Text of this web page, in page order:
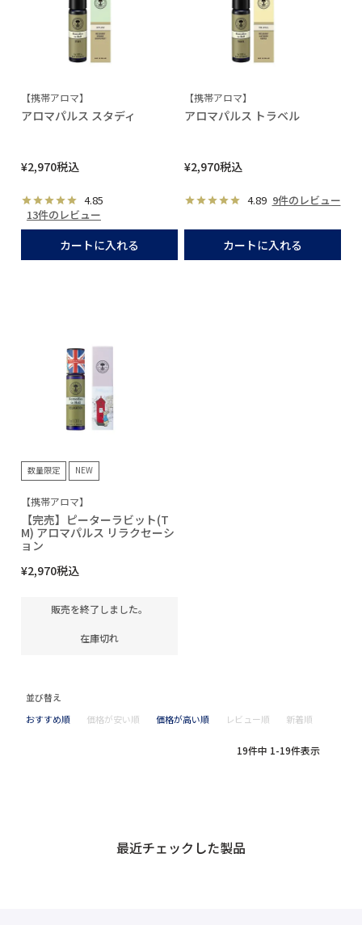
【携帯アロマ】
アロマパルス スタディ
¥2,970税込
4.85
13件のレビュー
カートに入れる
【携帯アロマ】
アロマパルス トラベル
¥2,970税込
4.89 9件のレビュー
カートに入れる
数量限定 NEW
【携帯アロマ】
【完売】ピーターラビット(T
M) アロマパルス リラクセーシ
ョン
¥2,970税込
販売を終了しました。
在庫切れ
並び替え
おすすめ順
価格が安い順 価格が高い順 レビュー順 新着順
19件中 1-19件表示
最近チェックした製品